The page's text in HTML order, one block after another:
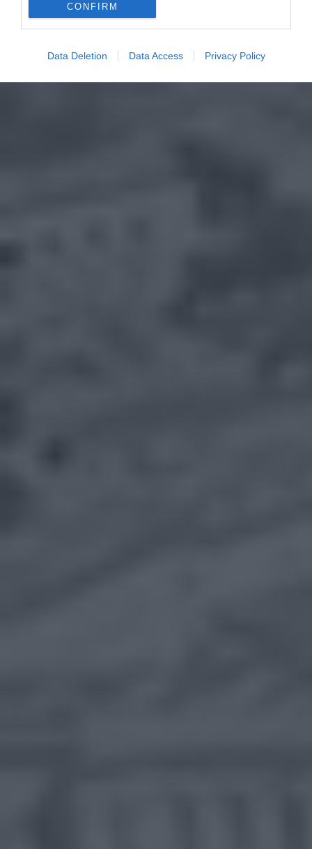
CONFIRM
Data Deletion Data Access Privacy Policy